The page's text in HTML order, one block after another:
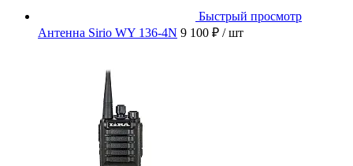
Быстрый просмотр
Антенна Sirio WY 136-4N 9 100 ₽ / шт